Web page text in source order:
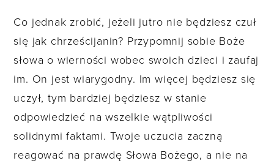
Co jednak zrobić, jeżeli jutro nie będziesz czuł
się jak chrześcijanin? Przypomnij sobie Boże
słowa o wierności wobec swoich dzieci i zaufaj
im. On jest wiarygodny. Im więcej będziesz się
uczył, tym bardziej będziesz w stanie
odpowiedzieć na wszelkie wątpliwości
solidnymi faktami. Twoje uczucia zaczną
reagować na prawdę Słowa Bożego, a nie na